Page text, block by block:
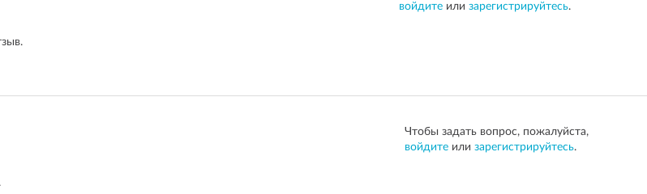
войдите или зарегистрируйтесь.
Чтобы задать вопрос, пожалуйста,
войдите или зарегистрируйтесь.